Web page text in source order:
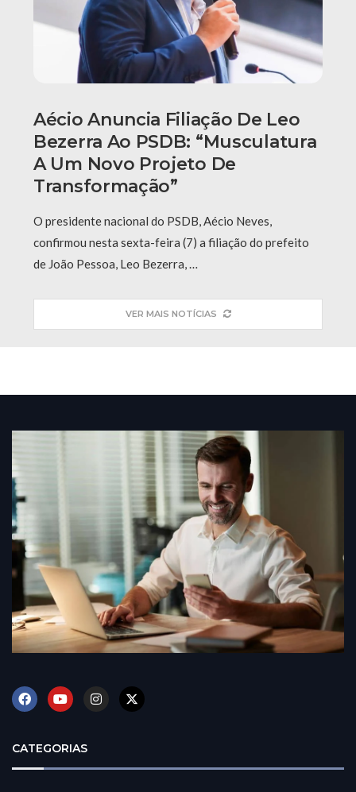
Aécio Anuncia Filiação De Leo
Bezerra Ao PSDB: “Musculatura
A Um Novo Projeto De
Transformação”
O presidente nacional do PSDB, Aécio Neves,
confirmou nesta sexta-feira (7) a filiação do prefeito
de João Pessoa, Leo Bezerra, …
VER MAIS NOTÍCIAS
CATEGORIAS